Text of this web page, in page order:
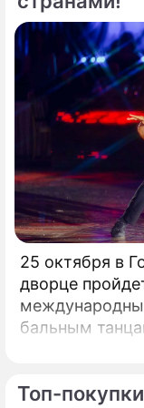
25 октября в
дворце
бальным
президент
Топ-